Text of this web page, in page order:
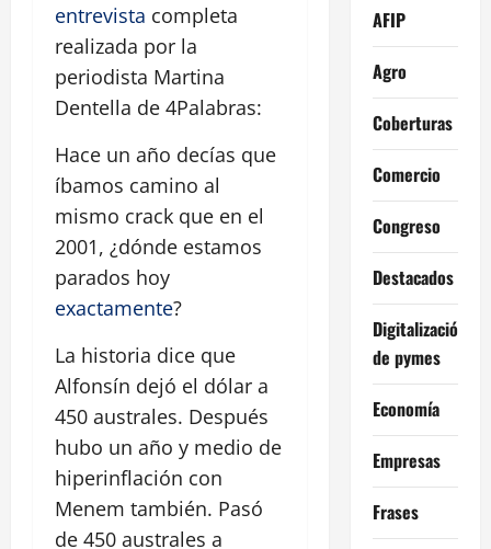
entrevista completa
realizada por la
periodista Martina
Dentella de 4Palabras:
Hace un año decías que
íbamos camino al
mismo crack que en el
2001, ¿dónde estamos
parados hoy
exactamente?
La historia dice que
Alfonsín dejó el dólar a
450 australes. Después
hubo un año y medio de
hiperinflación con
Menem también. Pasó
de 450 australes a
AFIP
Agro
Coberturas
Comercio
Congreso
Destacados
Digitalización
de pymes
Economía
Empresas
Frases